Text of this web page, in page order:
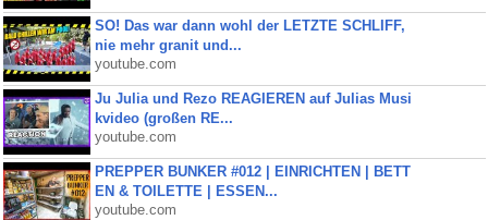
SO! Das war dann wohl der LETZTE SCHLIFF,
nie mehr granit und...
youtube.com
Ju Julia und Rezo REAGIEREN auf Julias Musi
kvideo (großen RE...
youtube.com
PREPPER BUNKER #012 | EINRICHTEN | BETT
EN & TOILETTE | ESSEN...
youtube.com